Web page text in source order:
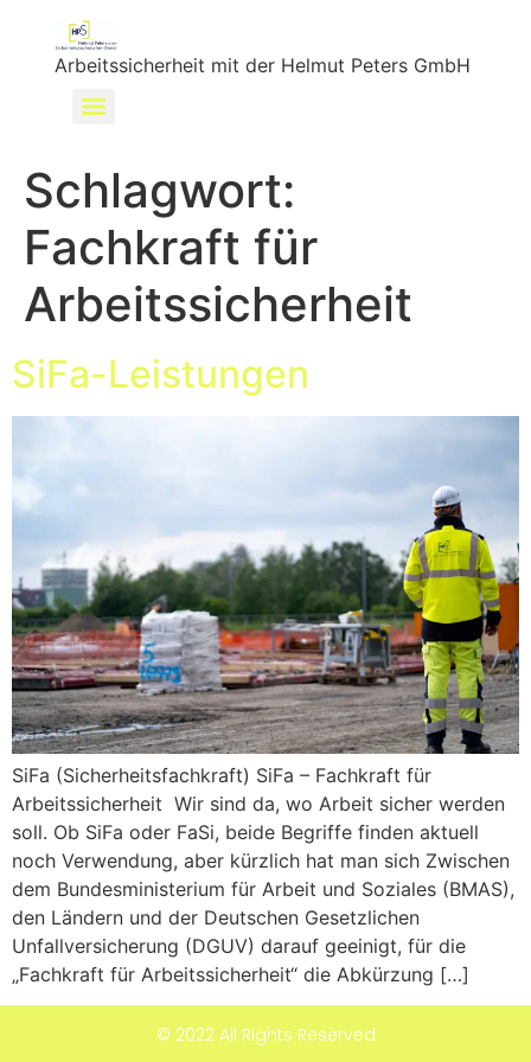
Arbeitssicherheit mit der Helmut Peters GmbH
Schlagwort:
Fachkraft für
Arbeitssicherheit
SiFa-Leistungen
SiFa (Sicherheitsfachkraft) SiFa – Fachkraft für
Arbeitssicherheit Wir sind da, wo Arbeit sicher werden
soll. Ob SiFa oder FaSi, beide Begriffe finden aktuell
noch Verwendung, aber kürzlich hat man sich Zwischen
dem Bundesministerium für Arbeit und Soziales (BMAS),
den Ländern und der Deutschen Gesetzlichen
Unfallversicherung (DGUV) darauf geeinigt, für die
„Fachkraft für Arbeitssicherheit“ die Abkürzung […]
© 2022 All Rights Reserved